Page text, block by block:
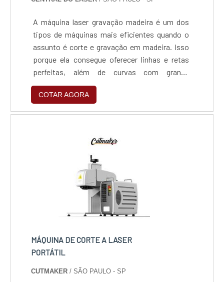
profissionais qualificados para os serviços
equipamentos modernos e tecnológicos, que
se ajustam às necessidades de cada
A máquina laser gravação madeira é um dos
tipos de máquinas mais eficientes quando o
assunto é corte e gravação em madeira. Isso
porque ela consegue oferecer linhas e retas
perfeitas, além de curvas com grande
acabamento. Com ela, é possível produzir
diversos tipos de objetos, por exemplo,
brinquedos, artesanatos, pisos para madeira,
coisas. Onde esta máquina é utili....
COTAR AGORA
MÁQUINA DE CORTE A LASER
PORTÁTIL
CUTMAKER / SÃO PAULO - SP